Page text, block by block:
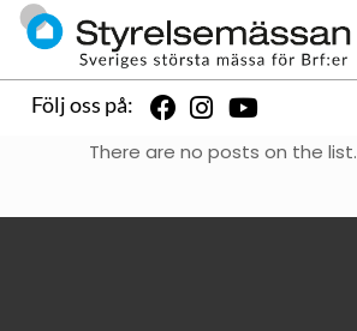
Följ oss på:
There are no posts on the list.